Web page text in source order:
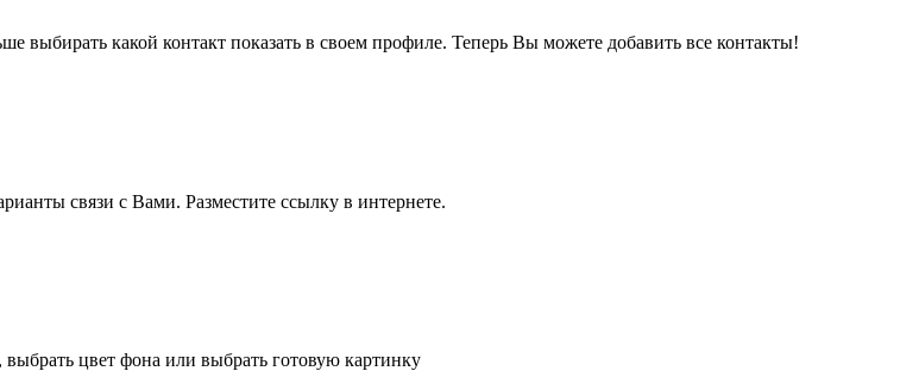
выбирать какой контакт показать в своем профиле. Теперь Вы можете добавить все контакты!
связи с Вами. Разместите ссылку в интернете.
цвет фона или выбрать готовую картинку